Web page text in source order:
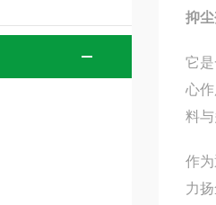
抑
它
心
料
作
力